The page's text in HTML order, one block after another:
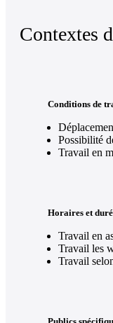
Contextes
Conditions de
Possibilité
Travail en
Horaires et
Travail en
Travail les
Travail